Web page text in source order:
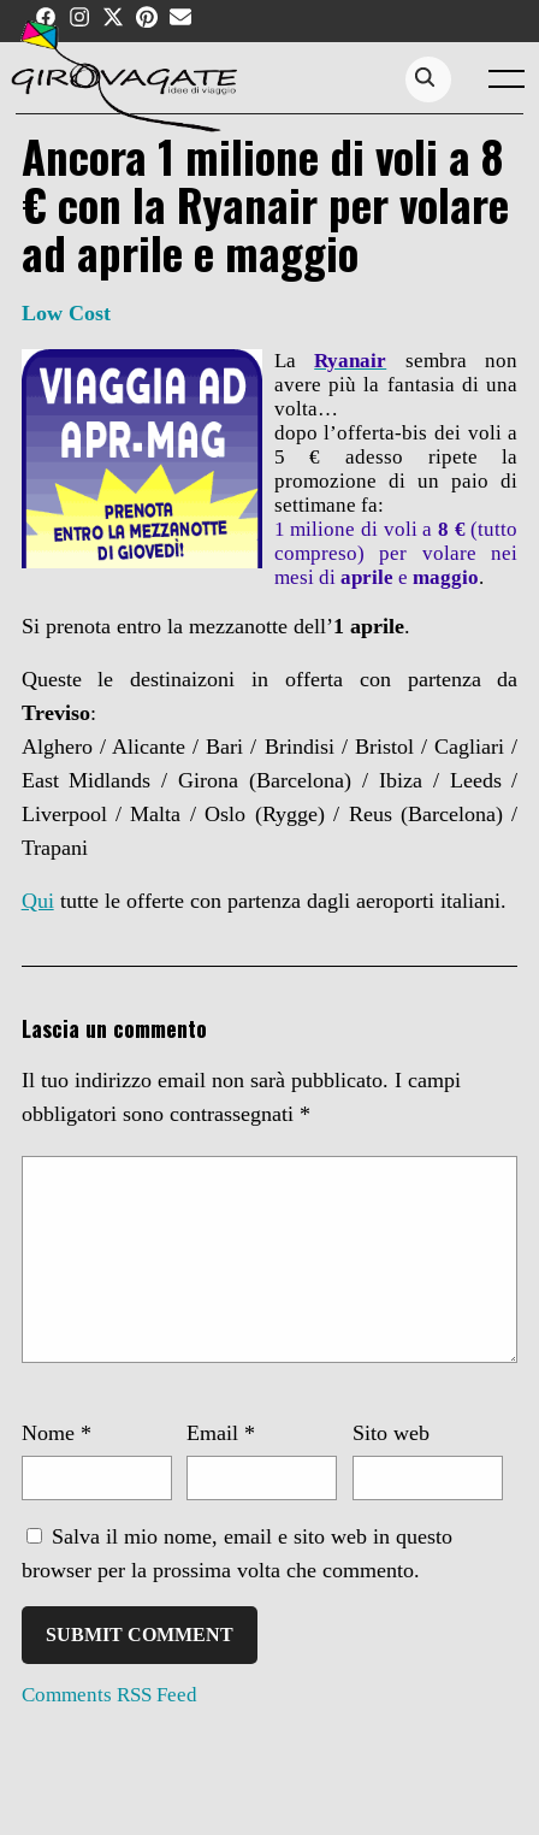
Skip
content
Menu
Search...
Ancora 1 milione di voli a 8
€ con la Ryanair per volare
ad aprile e maggio
Low Cost
LaRyanair sembra non
avere più la fantasia di una
volta…
dopo l’offerta-bis dei voli a
5 € adesso ripete la
promozione di un paio di
settimane fa:
1 milione di voli a8 €(tutto
compreso) per volare nei
mesi di aprile e maggio.
Si prenota entro la mezzanotte dell’1 aprile.
Queste le destinaizoni in offerta con partenza da
Treviso:
Alghero / Alicante / Bari / Brindisi / Bristol / Cagliari /
East Midlands / Girona (Barcelona) / Ibiza / Leeds /
Liverpool / Malta / Oslo (Rygge) / Reus (Barcelona) /
Trapani
Quitutte le offerte con partenza dagli aeroporti italiani.
Lascia un commento
Il tuo indirizzo email non sarà pubblicato. I campi
obbligatori sono contrassegnati *
Nome * Email * Sito web
Salva il mio nome, email e sito web in questo
browser per la prossima volta che commento.
Comments RSS Feed